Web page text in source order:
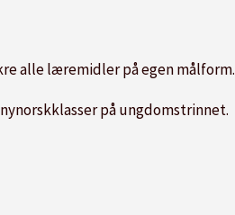
alle læremidler på egen målform.
på ungdomstrinnet.